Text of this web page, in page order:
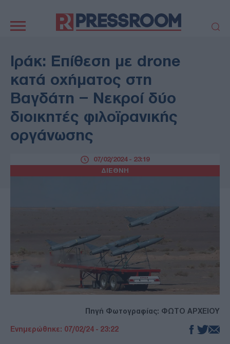
πλοήγηση
ΠΟΛΙΤΙΚΗ
ΤΟΥΡΚΙΑ
ΟΙΚΟΝΟΜΙΑ
ΕΚΚΛΗΣΙΑ
ΑΜΥΝΑ
ΔΙΕΘΝΗ
ΚΥΠΡΟΣ
MEDIA
LIFESTYLE
SPORTS
ΤΕΧΝΟΛΟΓΙΑ
ΠΑΡΑΞΕΝΑ
ΖΩΔΙΑ
Ιράκ: Επίθεση με drone
κατά οχήματος στη
Βαγδάτη – Νεκροί δύο
διοικητές φιλοϊρανικής
οργάνωσης
ΔΙΕΘΝΗ
07/02/2024 - 23:19
Πηγή Φωτογραφίας: ΦΩΤΟ ΑΡΧΕΙΟΥ
Ενημερώθηκε: 07/02/24 - 23:22